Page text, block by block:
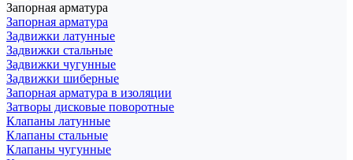
Запорная арматура
Запорная арматура
Задвижки латунные
Задвижки стальные
Задвижки чугунные
Задвижки шиберные
Запорная арматура в изоляции
Затворы дисковые поворотные
Клапаны латунные
Клапаны стальные
Клапаны чугунные